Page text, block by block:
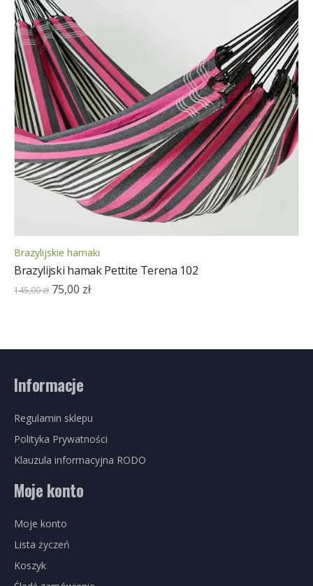
Brazylijskie hamaki
Brazylijski hamak Pettite Terena 102
145,00zł 75,00 zł
Informacje
Regulamin sklepu
Polityka Prywatności
Klauzula informacyjna RODO
Moje konto
Moje konto
Lista życzeń
Koszyk